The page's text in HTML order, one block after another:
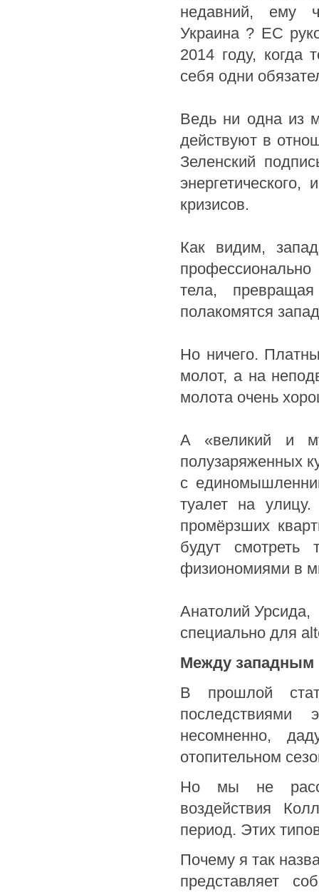
недавний, ему
Украина ? ЕС
2014 году, когда
себя одни
Ведь ни одна из
действуют в
Зеленский
энергетического,
кризисов.
Как видим,
тела,
полакомятся
Но ничего.
молот, а на
молота очень
А «великий и
полузаряженных
с
туалет на
промёрзших
будут смотреть
физиономиями в
Анатолий Урсида,
специально для
Между западным
В прошлой
последствиями
несомненно,
отопительном
Но мы не
воздействия
период. Этих
Почему я так
представляет